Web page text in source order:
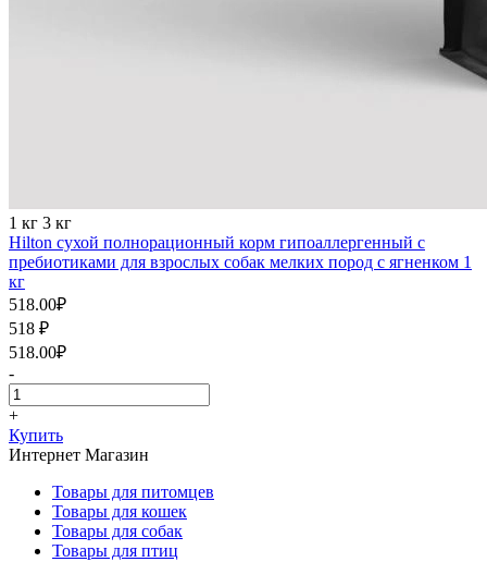
1 кг 3 кг
Hilton cухой полнорационный корм гипоаллергенный с
пребиотиками для взрослых собак мелких пород с ягненком 1
кг
518.00₽
518 ₽
518.00₽
-
+
Купить
Интернет Магазин
Товары для питомцев
Товары для кошек
Товары для собак
Товары для птиц